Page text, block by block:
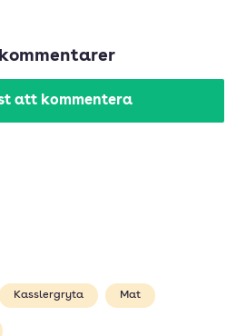
att kommentera
Kasslergryta Mat